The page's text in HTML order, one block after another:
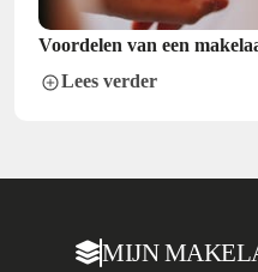
Voordelen van een
Lees verder
MIJN